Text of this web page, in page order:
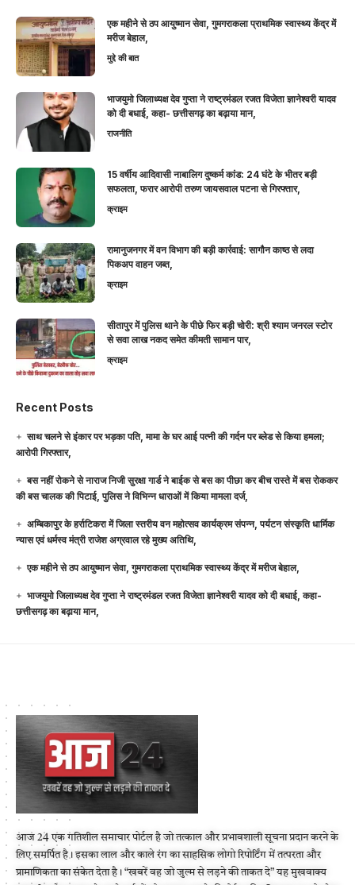
एक महीने से ठप आयुष्मान सेवा, गुमगराकला प्राथमिक स्वास्थ्य केंद्र में
मरीज बेहाल,
मुद्दे की बात
भाजयुमो जिलाध्यक्ष देव गुप्ता ने राष्ट्रमंडल रजत विजेता ज्ञानेश्वरी यादव
को दी बधाई, कहा- छत्तीसगढ़ का बढ़ाया मान,
राजनीति
15 वर्षीय आदिवासी नाबालिग दुष्कर्म कांड: 24 घंटे के भीतर बड़ी
सफलता, फरार आरोपी तरुण जायसवाल पटना से गिरफ्तार,
क्राइम
रामानुजनगर में वन विभाग की बड़ी कार्रवाई: सागौन काष्ठ से लदा
पिकअप वाहन जब्त,
क्राइम
सीतापुर में पुलिस थाने के पीछे फिर बड़ी चोरी: श्री श्याम जनरल स्टोर
से सवा लाख नकद समेत कीमती सामान पार,
क्राइम
Recent Posts
साथ चलने से इंकार पर भड़का पति, मामा के घर आई पत्नी की गर्दन पर ब्लेड से किया हमला;
आरोपी गिरफ्तार,
बस नहीं रोकने से नाराज निजी सुरक्षा गार्ड ने बाईक से बस का पीछा कर बीच रास्ते में बस रोककर
की बस चालक की पिटाई, पुलिस ने विभिन्न धाराओं में किया मामला दर्ज,
अम्बिकापुर के हर्राटिकरा में जिला स्तरीय वन महोत्सव कार्यक्रम संपन्न, पर्यटन संस्कृति धार्मिक
न्यास एवं धर्मस्व मंत्री राजेश अग्रवाल रहे मुख्य अतिथि,
एक महीने से ठप आयुष्मान सेवा, गुमगराकला प्राथमिक स्वास्थ्य केंद्र में मरीज बेहाल,
भाजयुमो जिलाध्यक्ष देव गुप्ता ने राष्ट्रमंडल रजत विजेता ज्ञानेश्वरी यादव को दी बधाई, कहा-
छत्तीसगढ़ का बढ़ाया मान,
आज 24 एक गतिशील समाचार पोर्टल है जो तत्काल और प्रभावशाली सूचना प्रदान करने के
लिए समर्पित है। इसका लाल और काले रंग का साहसिक लोगो रिपोर्टिंग में तत्परता और
प्रामाणिकता का संकेत देता है। “खबरें वह जो जुल्म से लड़ने की ताकत दे” यह मुखवाक्य